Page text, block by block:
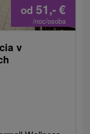
od 51,-€
/noc/osoba
v